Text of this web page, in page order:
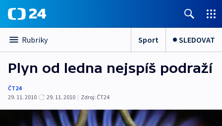
Rubriky Sport SLEDOVAT
Plyn od ledna nejspíš podraží
ČT24
29. 11. 2010
29. 11. 2010 | Zdroj: ČT24